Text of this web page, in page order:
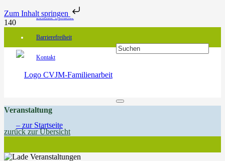
Zum Inhalt springen
Leichte Sprache
Barrierefreiheit
Kontakt
Veranstaltung
zurück zur Übersicht